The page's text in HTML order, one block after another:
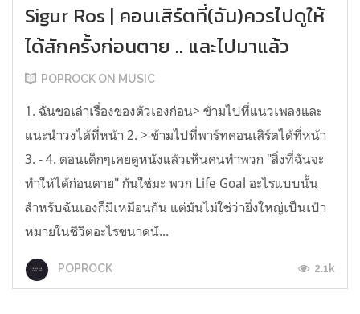
Sigur Ros | คอนเสิร์ตที่(ฉัน)ควรไปดูให้
ได้สักครั้งก่อนตาย .. และไปมาแล้ว
POPROCK ON MUSIC
1. ฉันขอเล่าเรื่องของตัวเองก่อน> ข้ามไปที่แนวเพลงและ
แนะนำวงได้ที่หน้า 2. > ข้ามไปที่พาร์ทคอนเสิร์ตได้ที่หน้า
3. - 4. ตอนเด็กๆเคยดูหนังแล้วเห็นคนทำพวก "สิ่งที่ฉันจะ
ทำให้ได้ก่อนตาย" กันใช่มะ พวก Life Goal อะไรแบบนั้น
สำหรับฉันเองก็มีเหมือนกัน แต่มันไม่ใช่ว่ายิ่งใหญ่เป็นเป้า
หมายในชีวิตอะไรขนาดนั...
POPROCK 2.1k